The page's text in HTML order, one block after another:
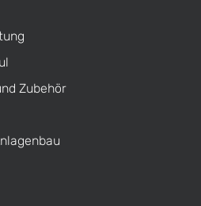
Zubehör